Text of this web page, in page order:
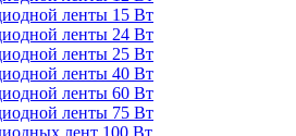
ленты 15 Вт
ленты 24 Вт
ленты 25 Вт
ленты 40 Вт
ленты 60 Вт
ленты 75 Вт
лент 100 Вт